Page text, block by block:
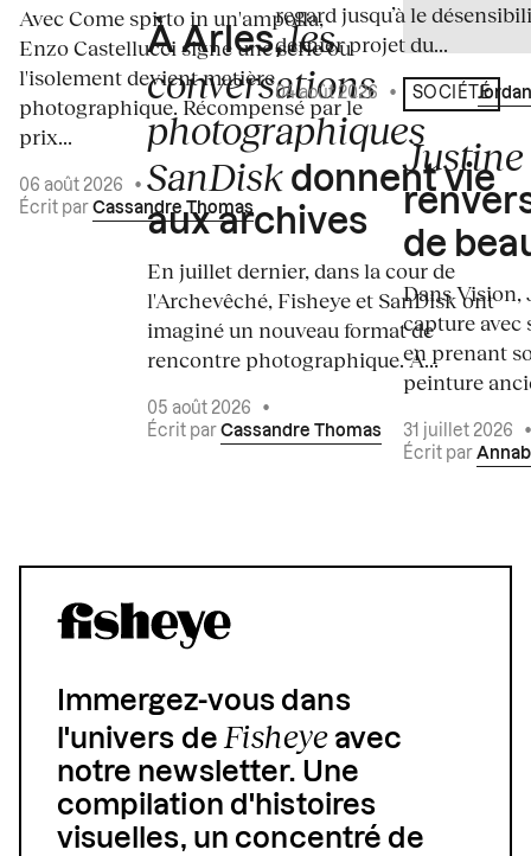
Avec Come spirto in un'ampolla,
Enzo Castellucci signe une série où
l'isolement devient matière
photographique. Récompensé par le
prix...
06 août 2026
•
Écrit par Cassandre Thomas
À Arles,les
conversations
photographiques
SanDisk donnent vie
aux archives
En juillet dernier, dans la cour de
l'Archevêché, Fisheye et SanDisk ont
imaginé un nouveau format de
rencontre photographique. À...
05 août 2026
•
Écrit par Cassandre Thomas
regard jusqu’à le
dernier projet du...
04 août 2026 • Écrit par
SOCIÉTÉ
de
Dans
capture avec
en prenant
peinture
31 juillet 2026
Écrit par
Immergez-vous dans
l'univers deFisheyeavec
notre newsletter. Une
compilation d'histoires
visuelles, un concentré de